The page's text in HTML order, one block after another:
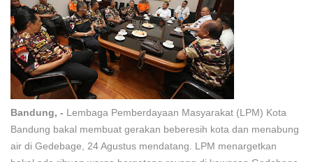
Bandung, - Lembaga Pemberdayaan Masyarakat (LPM) Kota
Bandung bakal membuat gerakan beberesih kota dan menabung
air di Gedebage, 24 Agustus mendatang. LPM menargetkan